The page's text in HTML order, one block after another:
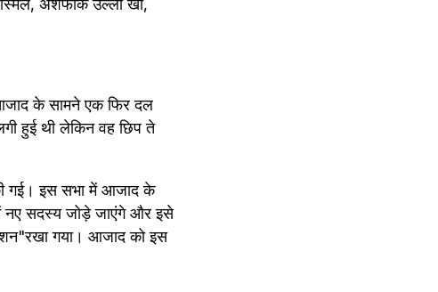
के सामने एक फिर दल
हुई थी लेकिन वह छिप ते
गई। इस सभा में आजाद के
नए सदस्य जोड़े जाएंगे और इसे
गया। आजाद को इस